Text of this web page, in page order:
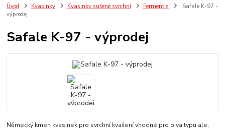
Úvod Kvasinky Kvasinky sušené svrchní Fermentis
Safale K-97 -
výprodej
Safale K-97 - výprodej
Německý kmen kvasinek pro svrchní kvašení vhodné pro piva typu ale,